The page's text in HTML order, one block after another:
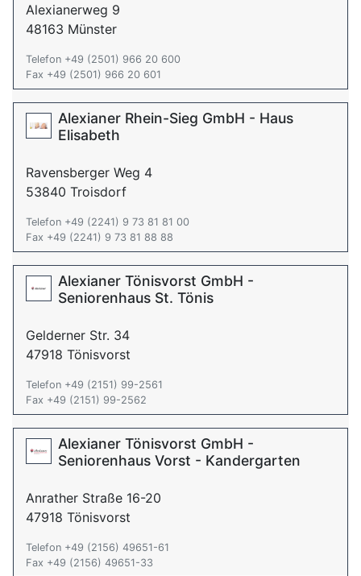
Alexianerweg 9
48163 Münster
Telefon +49 (2501) 966 20 600
Fax +49 (2501) 966 20 601
Alexianer Rhein-Sieg GmbH - Haus
Elisabeth
Ravensberger Weg 4
53840 Troisdorf
Telefon +49 (2241) 9 73 81 81 00
Fax +49 (2241) 9 73 81 88 88
Alexianer Tönisvorst GmbH -
Seniorenhaus St. Tönis
Gelderner Str. 34
47918 Tönisvorst
Telefon +49 (2151) 99-2561
Fax +49 (2151) 99-2562
Alexianer Tönisvorst GmbH -
Seniorenhaus Vorst - Kandergarten
Anrather Straße 16-20
47918 Tönisvorst
Telefon +49 (2156) 49651-61
Fax +49 (2156) 49651-33